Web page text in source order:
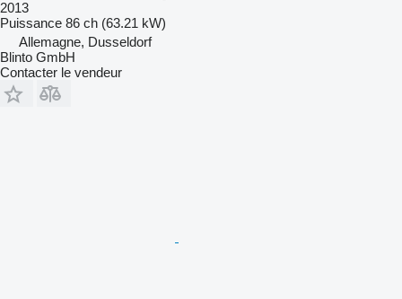
2013
Puissance 86 ch (63.21 kW)
Allemagne, Dusseldorf
Blinto GmbH
Contacter le vendeur